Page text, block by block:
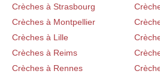
Crèches à Strasbourg
Crèches à Montpellier
Crèches à Lille
Crèches à Reims
Crèches à Rennes